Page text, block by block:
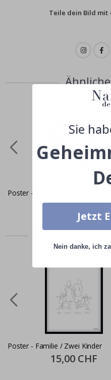
Teile dein Bild mit
Poster - Küchen Geschichten
Special
11,00 CHF
Zusammen
Poster - Familie / Zwei Kinder
Special
Price
15,00 CHF
Sie
Jetzt
Nein danke, ich